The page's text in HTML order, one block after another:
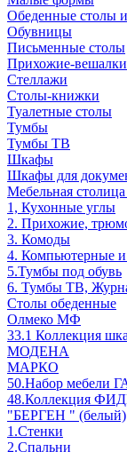
Обеденные столы
Обувницы
Письменные столы
Прихожие-вешалки
Стеллажи
Столы-книжки
Туалетные столы
Тумбы
Тумбы ТВ
Шкафы
Шкафы для
Мебельная
1, Кухонные углы
2. Прихожие,
3. Комоды
4. Компьютерные
5.Тумбы под обувь
6. Тумбы ТВ,
Столы обеденные
Олмеко МФ
33.1 Коллекция
МОДЕНА
МАРКО
50.Набор мебели
48.Коллекция
"БЕРГЕН " (белый)
1.Стенки
2.Спальни